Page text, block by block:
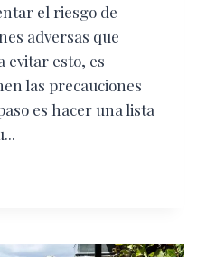
el riesgo de
adversas que
evitar esto, es
las precauciones
es hacer una lista